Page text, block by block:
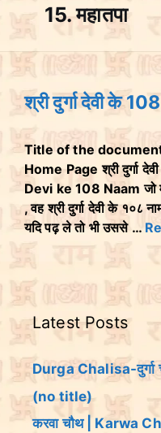
15. महातपा
श्री दुर्गा देवी के
Title of the document
Home Page श्री दुर्गा
Devi ke 108 Naam जो
, वह श्री दुर्गा देवी के १०८
यदि पढ़ ले तो भी उससे …
Latest Posts
Durga Chalisa-दुर्गा
(no title)
करवा चौथ | Karwa